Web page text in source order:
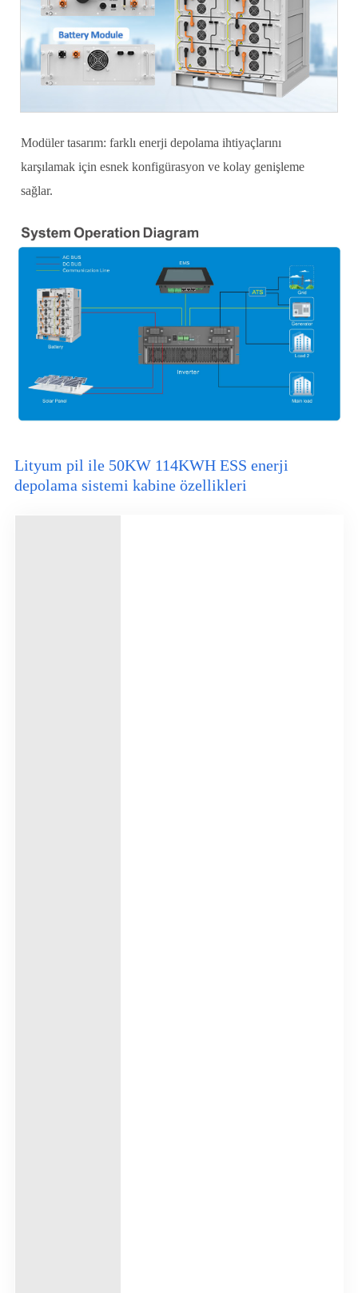
Modüler tasarım: farklı enerji depolama ihtiyaçlarını
karşılamak için esnek konfigürasyon ve kolay genişleme
sağlar.
Lityum pil ile 50KW 114KWH ESS enerji
depolama sistemi kabine özellikleri